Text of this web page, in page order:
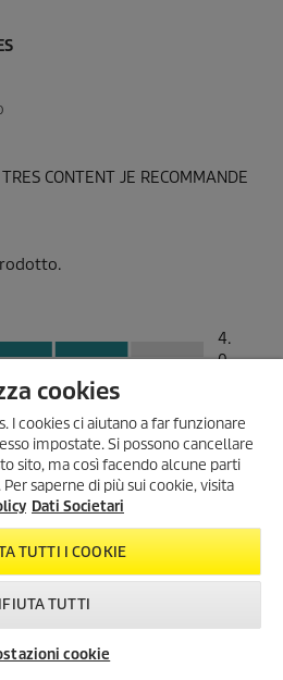
SONO ARRIVATI I SUMMER
DAYS!
Scopri tutte leofferte esclusive,
consconti fino al 35%!
FAQ
cookies
I cookies ci aiutano a far funzionare
impostate. Si possono cancellare
sito, ma così facendo alcune parti
saperne di più sui cookie, visita
Dati Societari
TUTTI I COOKIE
TUTTI
cookie